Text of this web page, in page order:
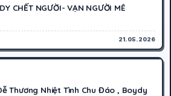
CHẾT NGƯỜI- VẠN NGƯỜI MÊ
21.05.2026
Thương Nhiệt Tình Chu Đáo , Boydy